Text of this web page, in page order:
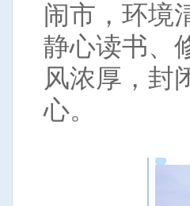
闹市，环境
静心读书、
风浓厚，封
心。